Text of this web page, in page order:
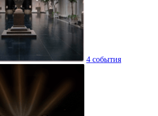
4 события